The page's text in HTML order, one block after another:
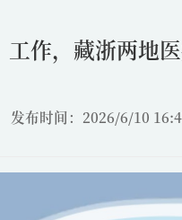
作，藏浙两地
发布时间：2026/6/10